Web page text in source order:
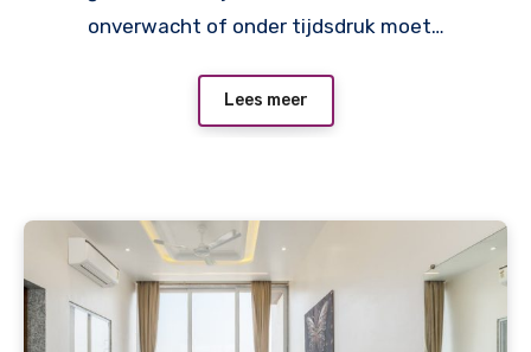
onverwacht of onder tijdsdruk moet…
Lees meer